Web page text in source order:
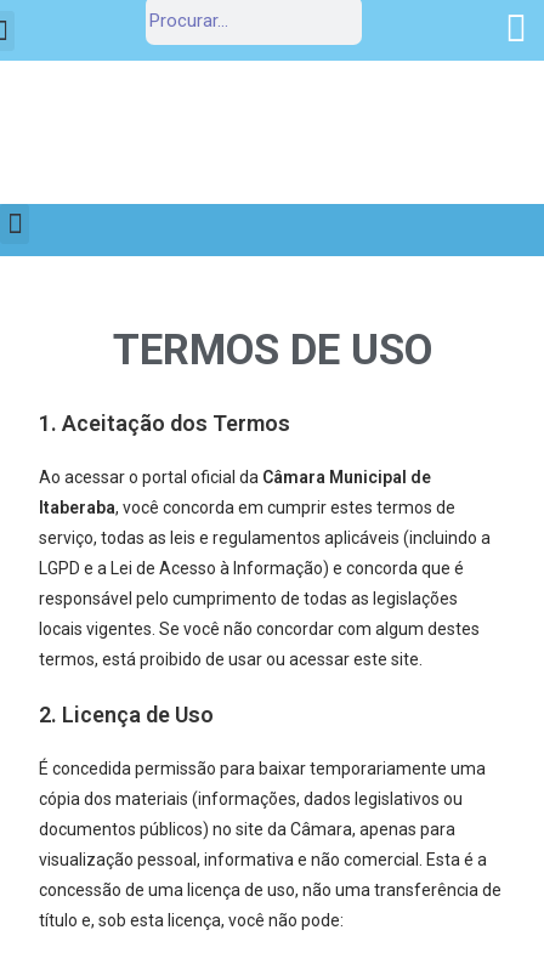
TERMOS DE USO
1. Aceitação dos Termos
Ao acessar o portal oficial da Câmara Municipal de
Itaberaba, você concorda em cumprir estes termos de
serviço, todas as leis e regulamentos aplicáveis (incluindo a
LGPD e a Lei de Acesso à Informação) e concorda que é
responsável pelo cumprimento de todas as legislações
locais vigentes. Se você não concordar com algum destes
termos, está proibido de usar ou acessar este site.
2. Licença de Uso
É concedida permissão para baixar temporariamente uma
cópia dos materiais (informações, dados legislativos ou
documentos públicos) no site da Câmara, apenas para
visualização pessoal, informativa e não comercial. Esta é a
concessão de uma licença de uso, não uma transferência de
título e, sob esta licença, você não pode: